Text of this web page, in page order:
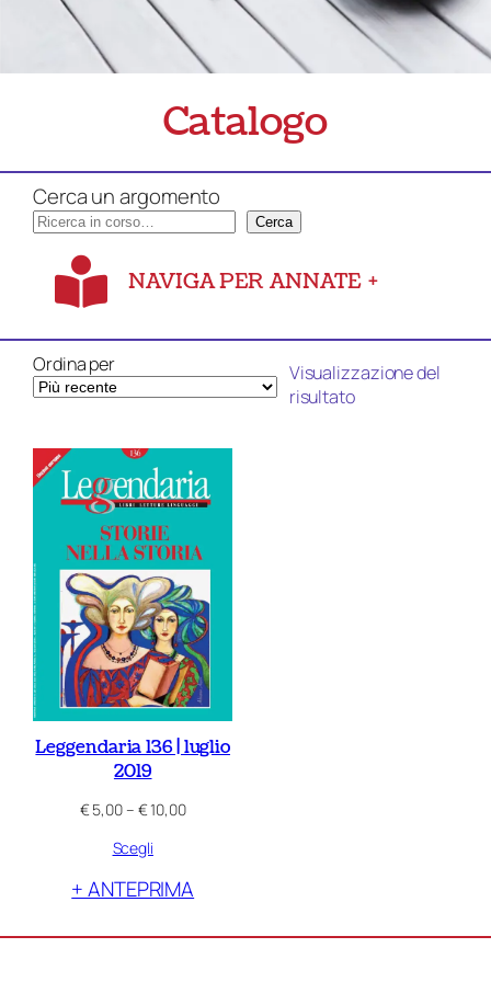
Catalogo
Cerca un argomento
Cerca
NAVIGA PER ANNATE +
Ordina per
Visualizzazione del
risultato
Leggendaria 136 | luglio
2019
€5,00– €10,00Fascia
€ 5,00
€ 10,00
Scegli
+ ANTEPRIMA